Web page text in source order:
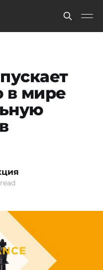
в мире